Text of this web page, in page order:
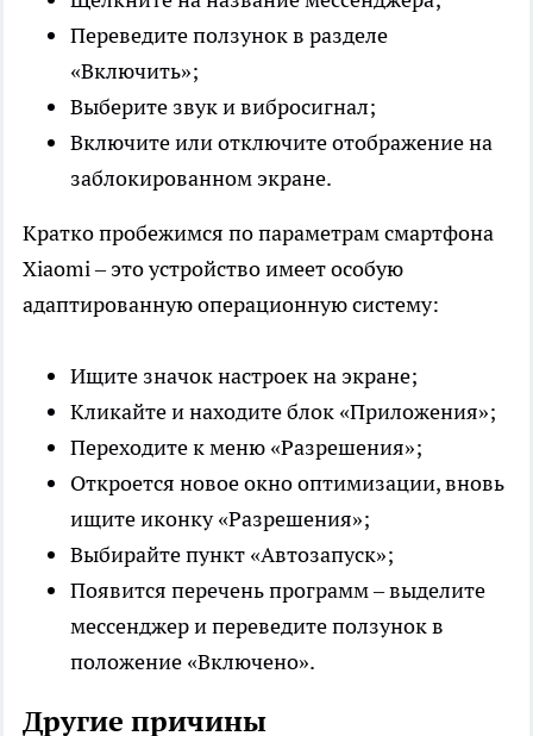
Переведите ползунок в разделе
«Включить»;
Выберите звук и вибросигнал;
Включите или отключите отображение на
заблокированном экране.
Кратко пробежимся по параметрам смартфона
Xiaomi – это устройство имеет особую
адаптированную операционную систему:
Ищите значок настроек на экране;
Кликайте и находите блок «Приложения»;
Переходите к меню «Разрешения»;
Откроется новое окно оптимизации, вновь
ищите иконку «Разрешения»;
Выбирайте пункт «Автозапуск»;
Появится перечень программ – выделите
мессенджер и переведите ползунок в
положение «Включено».
Другие причины